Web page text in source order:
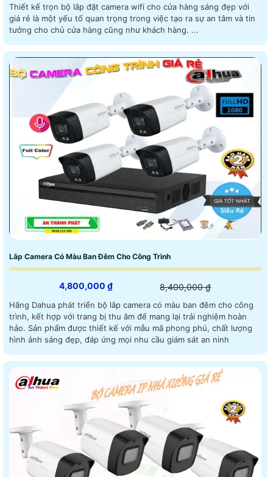
Thiết kế trọn bộ lắp đặt camera wifi cho cửa hàng sáng đẹp với
giá rẻ là một yếu tố quan trọng trong việc tạo ra sự an tâm và tin
tưởng cho chủ cửa hàng cũng như khách hàng. ...
Lắp Camera Có Màu Ban Đêm Cho Công Trình
4,800,000 ₫ 8,400,000 ₫
Hãng Dahua phát triển bộ lắp camera có màu ban đêm cho công
trình, kết hợp với trang bị thu âm để mang lại trải nghiệm hoàn
hảo. Sản phẩm được thiết kế với mẫu mã phong phú, chất lượng
hình ảnh sáng đẹp, đáp ứng mọi nhu cầu giám sát an ninh